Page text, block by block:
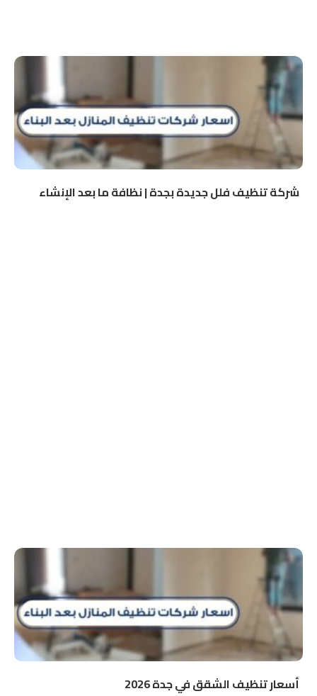
شركة تنظيف فلل جديدة بجدة | نظافة ما بعد الإنشاء
أسعار تنظيف الشقق في جدة 2026